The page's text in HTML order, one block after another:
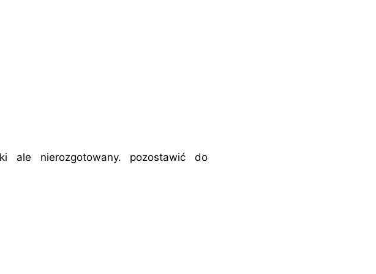
ale nierozgotowany. pozostawić do